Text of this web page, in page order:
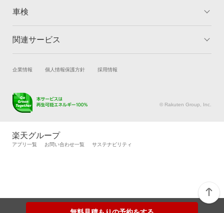
車検
トップ
車検の基礎知識 キャンペーン一覧
関連サービス
試乗・商談 新車購入
キズ修理予約
メンテナンス管理
自動車カタログ 自動車保険
企業情報 個人情報保護方針 採用情報
© Rakuten Group, Inc.
楽天グループ
アプリ一覧 お問い合わせ一覧 サステナビリティ